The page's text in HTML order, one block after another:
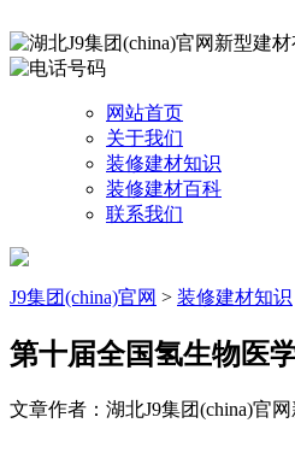
网站首页
关于我们
装修建材知识
装修建材百科
联系我们
J9集团(china)官网 > 装修建材知识
第十届全国氢生物医
文章作者：湖北J9集团(china)官